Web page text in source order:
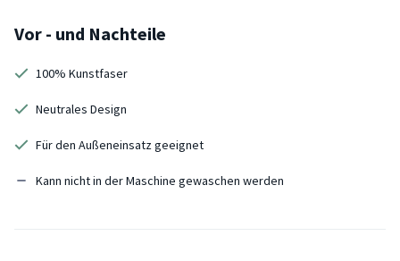
Vor - und Nachteile
100% Kunstfaser
Neutrales Design
Für den Außeneinsatz geeignet
Kann nicht in der Maschine gewaschen werden